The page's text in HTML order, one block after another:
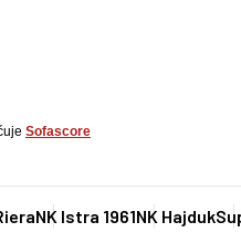
Sofascore
NK Istra 1961NK Hajduk